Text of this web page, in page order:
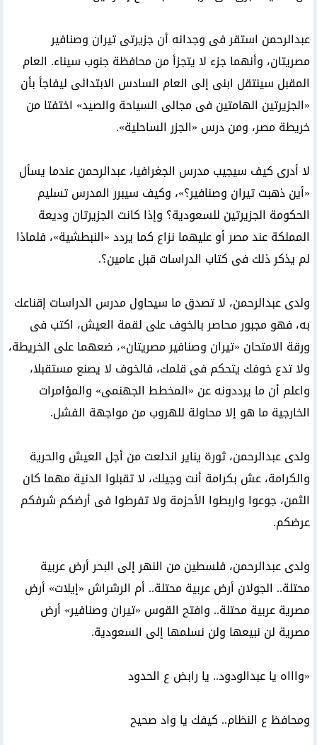
عبدالرحمن استقر فى وجدانه أن جزيرتى تيران وصنافير
مصريتان، وأنهما جزء لا يتجزأ من محافظة جنوب سيناء. العام
المقبل سينتقل ابنى إلى العام السادس الابتدائى ليفاجأ بأن
«الجزيرتين الهامتين فى مجالى السياحة والصيد» اختفتا من
خريطة مصر، ومن درس «الجزر الساحلية».
لا أدرى كيف سيجيب مدرس الجغرافيا، عبدالرحمن عندما يسأل
«أين ذهبت تيران وصنافير؟»، وكيف سيبرر المدرس تسليم
الحكومة الجزيرتين للسعودية؟ وإذا كانت الجزيرتان وديعة
المملكة عند مصر أو عليهما نزاع كما يردد «النبطشية»، فلماذا
لم يذكر ذلك فى كتاب الدراسات قبل عامين؟.
ولدى عبدالرحمن، لا تصدق ما سيحاول مدرس الدراسات إقناعك
به، فهو مجبور محاصر بالخوف على لقمة العيش، اكتب فى
ورقة الامتحان «تيران وصنافير مصريتان»، ضعهما على الخريطة،
ولا تدع خوفك يتحكم فى قلمك، فالخوف لا يصنع مستقبلا،
واعلم أن ما يرددونه عن «المخطط الجهنمى» والمؤامرات
الخارجية ما هو إلا محاولة للهروب من مواجهة الفشل.
ولدى عبدالرحمن، ثورة يناير اندلعت من أجل العيش والحرية
والكرامة، عش بكرامة أنت وجيلك، لا تقبلوا الدنية مهما كان
الثمن، جوعوا واربطوا الأحزمة ولا تفرطوا فى أرضكم شرفكم
عرضكم.
ولدى عبدالرحمن، فلسطين من النهر إلى البحر أرض عربية
محتلة.. الجولان أرض عربية محتلة.. أم الرشراش «إيلات» أرض
مصرية عربية محتلة.. وافتح القوس «تيران وصنافير» أرض
مصرية لن نبيعها ولن نسلمها إلى السعودية.
«واااه يا عبدالودود.. يا رابض ع الحدود
ومحافظ ع النظام.. كيفك يا واد صحيح